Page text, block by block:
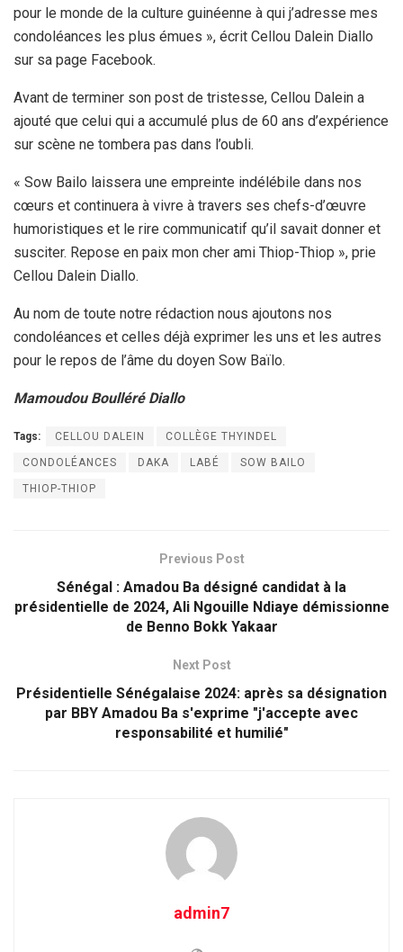
pour le monde de la culture guinéenne à qui j’adresse mes
condoléances les plus émues », écrit Cellou Dalein Diallo
sur sa page Facebook.
Avant de terminer son post de tristesse, Cellou Dalein a
ajouté que celui qui a accumulé plus de 60 ans d’expérience
sur scène ne tombera pas dans l’oubli.
« Sow Bailo laissera une empreinte indélébile dans nos
cœurs et continuera à vivre à travers ses chefs-d’œuvre
humoristiques et le rire communicatif qu’il savait donner et
susciter. Repose en paix mon cher ami Thiop-Thiop », prie
Cellou Dalein Diallo.
Au nom de toute notre rédaction nous ajoutons nos
condoléances et celles déjà exprimer les uns et les autres
pour le repos de l’âme du doyen Sow Baïlo.
Mamoudou Boulléré Diallo
Tags: CELLOU DALEIN COLLÈGE THYINDEL
CONDOLÉANCES DAKA LABÉ SOW BAILO
THIOP-THIOP
Previous Post
Sénégal : Amadou Ba désigné candidat à la
présidentielle de 2024, Ali Ngouille Ndiaye démissionne
de Benno Bokk Yakaar
Next Post
Présidentielle Sénégalaise 2024: après sa désignation
par BBY Amadou Ba s'exprime "j'accepte avec
responsabilité et humilié"
admin7